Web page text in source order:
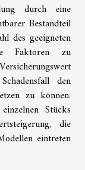
durch eine
Bestandteil
des geeigneten
Faktoren zu
den
zu können.
Stücks
die
eintreten